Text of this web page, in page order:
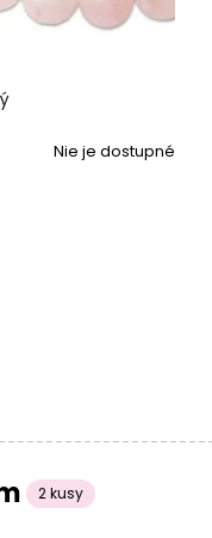
Nie je dostupné
2 kusy